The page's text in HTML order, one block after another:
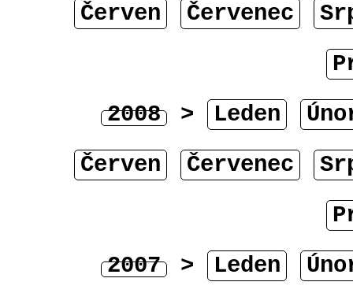
Červen
Červenec
2008 > Leden
Červen
Červenec
2007 > Leden